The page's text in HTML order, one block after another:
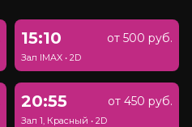
15:10 от 500 руб.
Зал IMAX • 2D
20:55 от 450 руб.
Зал 1, Красный • 2D